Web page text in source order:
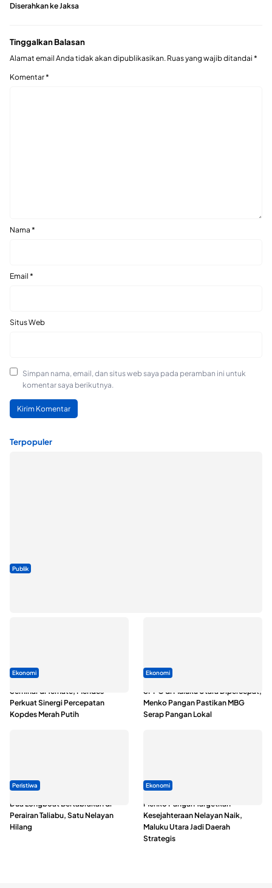
Diserahkan ke Jaksa
Tinggalkan Balasan
Alamat email Anda tidak akan dipublikasikan. Ruas yang wajib ditandai *
Komentar*
Nama *
Email *
Situs Web
Simpan nama, email, dan situs web saya pada peramban ini untuk
komentar saya berikutnya.
Terpopuler
Publik
Ekonomi
Seminar di Ternate, Mendes
Perkuat Sinergi Percepatan
Kopdes Merah Putih
Ekonomi
SPPG di Maluku Utara Dipercepat,
Menko Pangan Pastikan MBG
Serap Pangan Lokal
Peristiwa
Dua Longboat Bertabrakan di
Perairan Taliabu, Satu Nelayan
Hilang
Ekonomi
Menko Pangan Targetkan
Kesejahteraan Nelayan Naik,
Maluku Utara Jadi Daerah
Strategis